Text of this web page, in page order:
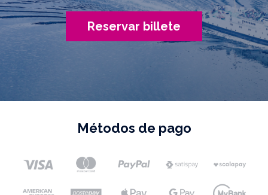
Reservar billete
Métodos de pago